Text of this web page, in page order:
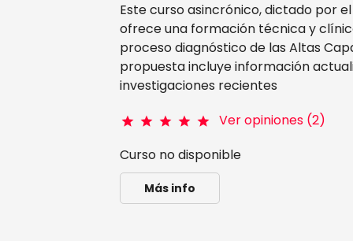
Este curso asincrónico, dictado por el
ofrece una formación técnica y
proceso diagnóstico de las Altas
propuesta incluye información
investigaciones recientes
star star star star star
Ver opiniones (2)
Curso no disponible
Más info